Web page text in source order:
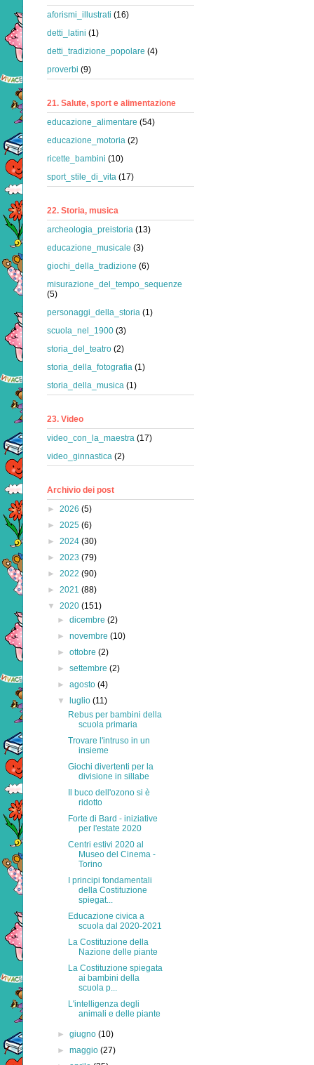
aforismi_illustrati (16)
detti_latini (1)
detti_tradizione_popolare (4)
proverbi (9)
21. Salute, sport e alimentazione
educazione_alimentare (54)
educazione_motoria (2)
ricette_bambini (10)
sport_stile_di_vita (17)
22. Storia, musica
archeologia_preistoria (13)
educazione_musicale (3)
giochi_della_tradizione (6)
misurazione_del_tempo_sequenze
(5)
personaggi_della_storia (1)
scuola_nel_1900 (3)
storia_del_teatro (2)
storia_della_fotografia (1)
storia_della_musica (1)
23. Video
video_con_la_maestra (17)
video_ginnastica (2)
Archivio dei post
► 2026 (5)
► 2025 (6)
► 2024 (30)
► 2023 (79)
► 2022 (90)
► 2021 (88)
▼ 2020 (151)
►dicembre(2)
►novembre(10)
►ottobre(2)
►settembre(2)
►agosto(4)
▼
luglio(11)
Rebus per bambini della
scuola primaria
Trovare l'intruso in un
insieme
Giochi divertenti per la
divisione in sillabe
Il buco dell'ozono si è
ridotto
Forte di Bard - iniziative
per l'estate 2020
Centri estivi 2020 al
Museo del Cinema -
Torino
I principi fondamentali
della Costituzione
spiegat...
Educazione civica a
scuola dal 2020-2021
La Costituzione della
Nazione delle piante
La Costituzione spiegata
ai bambini della
scuola p...
L'intelligenza degli
animali e delle piante
►giugno(10)
►maggio(27)